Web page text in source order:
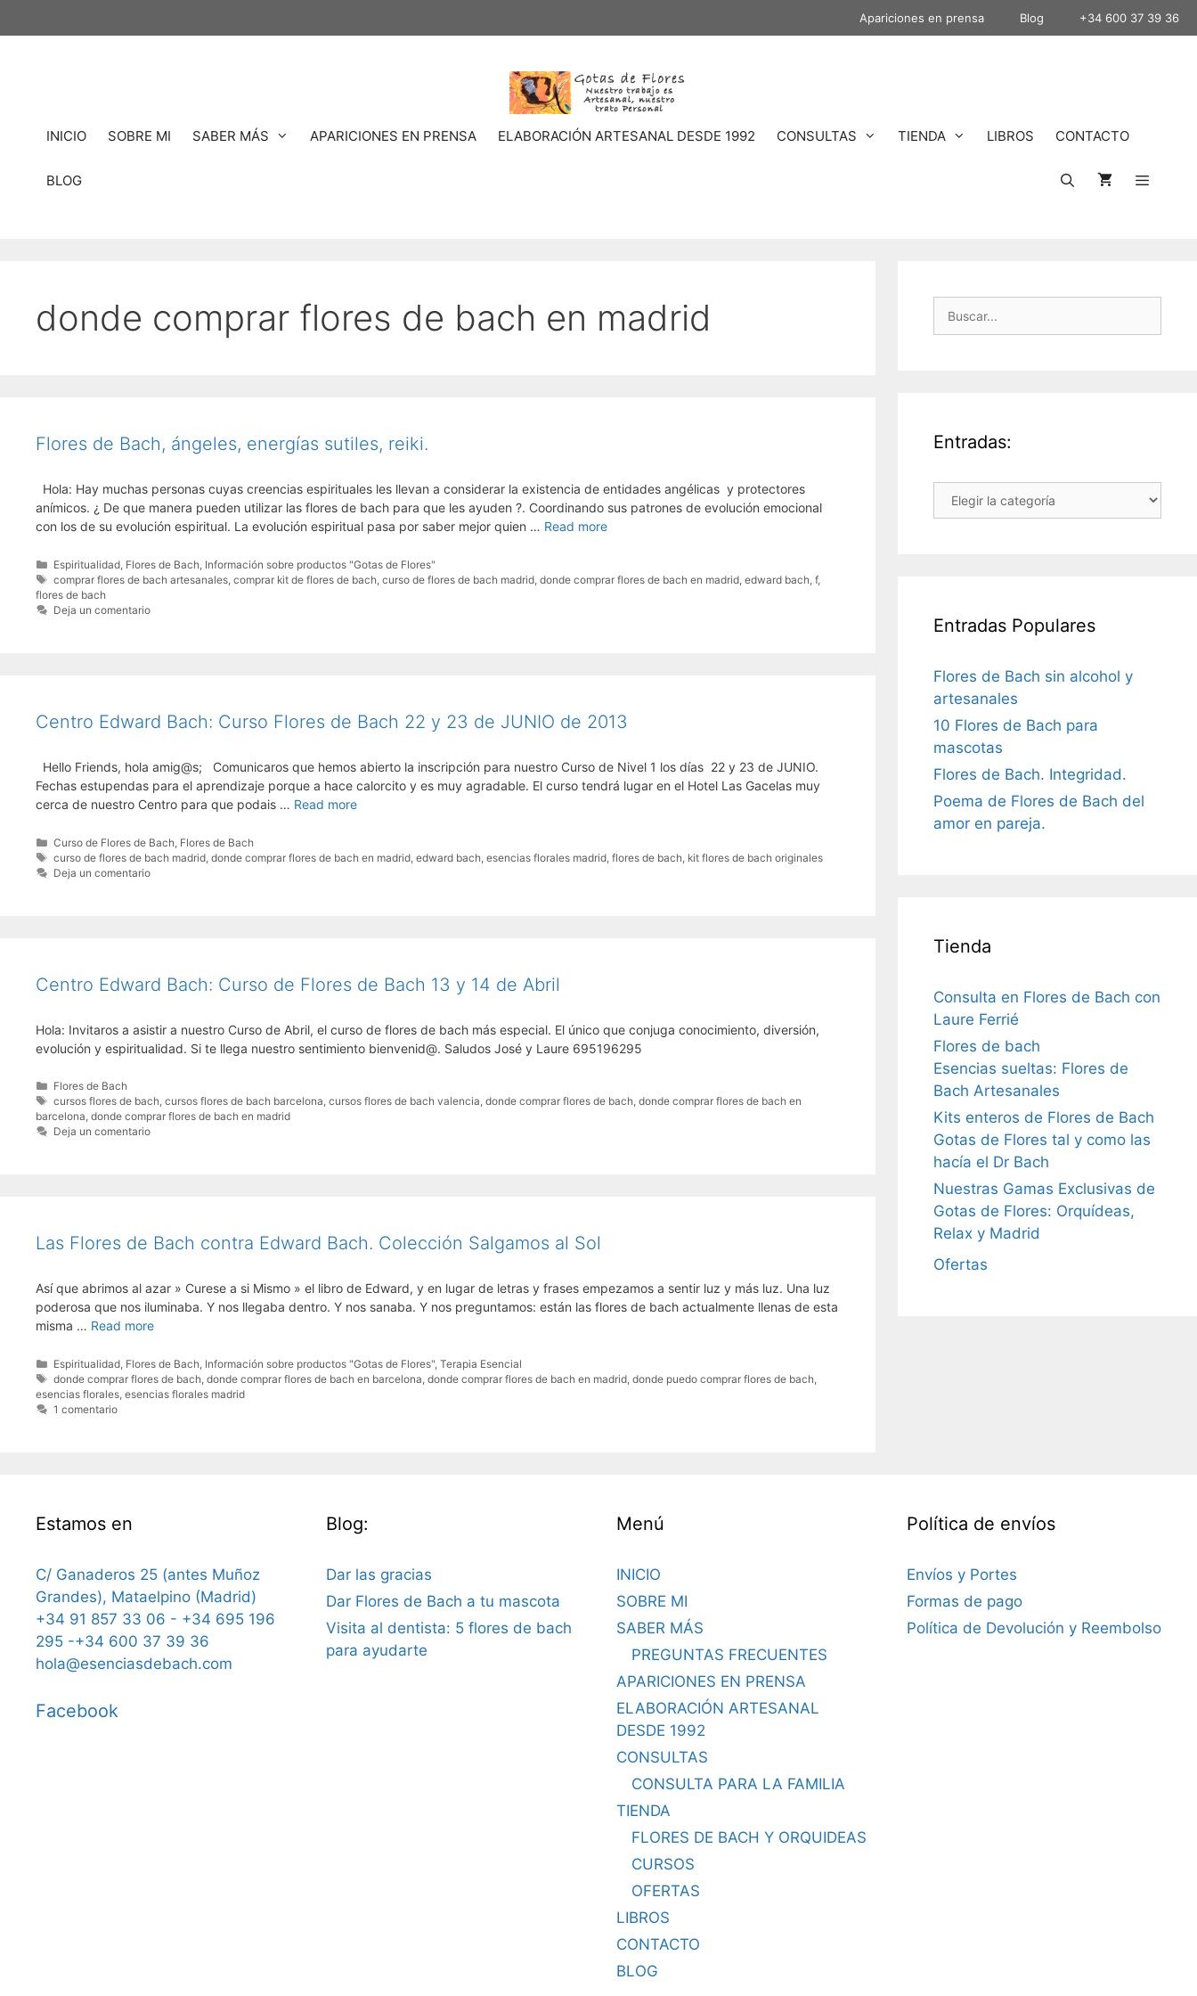
Apariciones en prensa Blog +34 600 37 39 36
INICIO SOBRE MI SABER MÁS APARICIONES EN PRENSA ELABORACIÓN ARTESANAL DESDE 1992 CONSULTAS TIENDA LIBROS CONTACTO
BLOG
donde comprar flores de bach en madrid
Flores de Bach, ángeles, energías sutiles, reiki.
Hola: Hay muchas personas cuyas creencias espirituales les llevan a considerar la existencia de entidades angélicas y protectores
anímicos. ¿ De que manera pueden utilizar las flores de bach para que les ayuden ?. Coordinando sus patrones de evolución emocional
con los de su evolución espiritual. La evolución espiritual pasa por saber mejor quien … Read more
Categorías
Espiritualidad Flores de Bach Información sobre productos "Gotas de Flores"
Etiquetas
comprar flores de bach artesanales ,comprar kit de flores de bach ,curso de flores de bach madrid ,donde comprar flores de bach en madrid ,edward bach ,f,
flores de bach
Deja un comentario
Centro Edward Bach: Curso Flores de Bach 22 y 23 de JUNIO de 2013
Hello Friends, hola amig@s; Comunicaros que hemos abierto la inscripción para nuestro Curso de Nivel 1 los días 22 y 23 de JUNIO.
Fechas estupendas para el aprendizaje porque a hace calorcito y es muy agradable. El curso tendrá lugar en el Hotel Las Gacelas muy
cerca de nuestro Centro para que podais … Read more
Categorías
Curso de Flores de Bach Flores de Bach
Etiquetas
curso de flores de bach madrid ,donde comprar flores de bach en madrid ,edward bach ,esencias florales madrid ,flores de bach kit flores de bach originales
Deja un comentario
Centro Edward Bach: Curso de Flores de Bach 13 y 14 de Abril
Hola: Invitaros a asistir a nuestro Curso de Abril, el curso de flores de bach más especial. El único que conjuga conocimiento, diversión,
evolución y espiritualidad. Si te llega nuestro sentimiento bienvenid@. Saludos José y Laure 695196295
Categorías
Flores de Bach
Etiquetas
cursos flores de bach,cursos flores de bach barcelona,cursos flores de bach valencia,donde comprar flores de bach,donde comprar flores de bach en
barcelona, donde comprar flores de bach en madrid
Deja un comentario
Las Flores de Bach contra Edward Bach. Colección Salgamos al Sol
Así que abrimos al azar » Curese a si Mismo » el libro de Edward, y en lugar de letras y frases empezamos a sentir luz y más luz. Una luz
poderosa que nos iluminaba. Y nos llegaba dentro. Y nos sanaba. Y nos preguntamos: están las flores de bach actualmente llenas de esta
misma … Read more
Categorías
Espiritualidad, Flores de Bach, Información sobre productos "Gotas de Flores",Terapia Esencial
Etiquetas
donde comprar flores de bach,donde comprar flores de bach en barcelona,donde comprar flores de bach en madrid,donde puedo comprar flores de bach,
esencias florales, esencias florales madrid
1 comentario
Buscar:
Entradas:
Entradas:
Entradas Populares
Flores de Bach sin alcohol y
artesanales
10 Flores de Bach para
mascotas
Flores de Bach. Integridad.
Poema de Flores de Bach del
amor en pareja.
Tienda
Consulta en Flores de Bach con
Laure Ferrié
Flores de bach
Esencias sueltas: Flores de
Bach Artesanales
Kits enteros de Flores de Bach
Gotas de Flores tal y como las
hacía el Dr Bach
Nuestras Gamas Exclusivas de
Gotas de Flores: Orquídeas,
Relax y Madrid
Ofertas
Estamos en
C/ Ganaderos 25 (antes Muñoz
Grandes), Mataelpino (Madrid)
+34 91 857 33 06 - +34 695 196
295 -+34 600 37 39 36
hola@esenciasdebach.com
Facebook
Blog:
Dar las gracias
Dar Flores de Bach a tu mascota
Visita al dentista: 5 flores de bach
para ayudarte
Menú
INICIO
SOBRE MI
SABER MÁS
PREGUNTAS FRECUENTES
APARICIONES EN PRENSA
ELABORACIÓN ARTESANAL
DESDE 1992
CONSULTAS
CONSULTA PARA LA FAMILIA
TIENDA
FLORES DE BACH Y ORQUIDEAS
CURSOS
OFERTAS
LIBROS
CONTACTO
BLOG
Política de envíos
Envíos y Portes
Formas de pago
Política de Devolución y Reembolso